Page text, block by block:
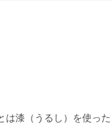
は漆（うるし）を使った